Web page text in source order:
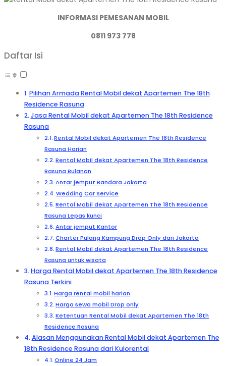
INFORMASI PEMESANAN MOBIL
0811 973 778
Daftar Isi
Pilihan Armada Rental Mobil dekat Apartemen The 18th
Residence Rasuna
Jasa Rental Mobil dekat Apartemen The 18th Residence
Rasuna
Rental Mobil dekat Apartemen The 18th Residence
Rasuna Harian
Rental Mobil dekat Apartemen The 18th Residence
Rasuna Bulanan
Antar jemput Bandara Jakarta
Wedding Car Service
Rental Mobil dekat Apartemen The 18th Residence
Rasuna Lepas kunci
Antar jemput Kantor
Charter Pulang Kampung Drop Only dari Jakarta
Rental Mobil dekat Apartemen The 18th Residence
Rasuna untuk wisata
Harga Rental Mobil dekat Apartemen The 18th Residence
Rasuna Terkini
Harga rental mobil harian
Harga sewa mobil Drop only
Ketentuan Rental Mobil dekat Apartemen The 18th
Residence Rasuna
Alasan Menggunakan Rental Mobil dekat Apartemen The
18th Residence Rasuna dari Kulorental
Online 24 Jam